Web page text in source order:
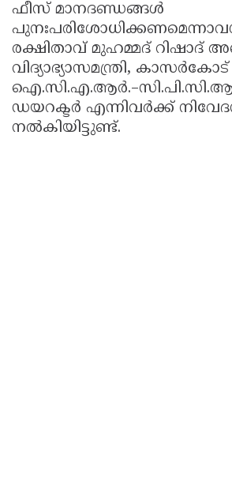
ഫീസ് മാനദണ്ഡങ്ങൾ
രക്ഷിതാവ് മുഹമ്മദ് റിഷാദ്
വിദ്യാഭ്യാസമന്ത്രി, കാസർകോട്
ഡയറക്ടർ എന്നിവർക്ക്
നൽകിയിട്ടുണ്ട്.